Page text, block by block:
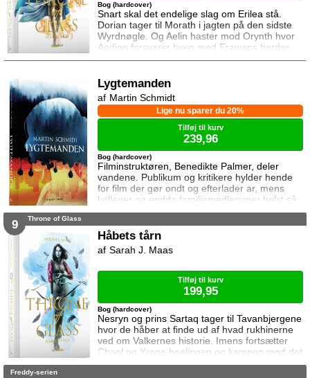
Snart skal det endelige slag om Erilea stå.
Dorian tager til Morath i jagten på den sidste
Wyrdnøgle. Og Aelin haster mod Orynth hvor
Aedion forsvarer byen mod Erawans horder.
Heldigvis er han ikke alene. Men kan deres
mod Erawans rædsler?
Bog (hardcover)
Lygtemanden
Filminstruktøren, Benedikte Palmer, deler
vandene. Publikum og kritikere hylder hende
for film der gør ondt og efterlader ar, mens
kolleger og endda familiemedlemmer helst så
hende forsvinde. Under en rejse til Los
miste livet. Da efterforskningen fortsætter
nyuddannede agent April Biggs for at assistere
Bog (hardcover)
Lige nu sparer du 20%
Martin Schmidt
Tilføj til kurv
239,96
9 Throne of Glass
Håbets tårn
Nesryn og prins Sartaq tager til Tavanbjergene
hvor de håber at finde ud af hvad rukhinerne
ved om Valkernes historie. Imens fortsætter
Chaol og Yrene healingen og kampen mod det
mystiske mørke som lurer inden i ham. Men
Bog (hardcover)
Sarah J. Maas
Tilføj til kurv
199,95
Freddy-serien